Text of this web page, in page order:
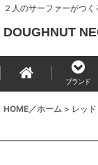
２人のサーファーがつく
DOUGHNUT
ブランド
HOME／ホーム > レッド